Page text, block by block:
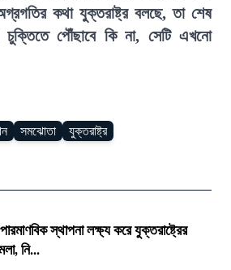
কথা যুক্তরাষ্ট্র বলছে, তা শেষ
পৌঁছাবে কি না, সেটি এখনো
সমঝোতা যুক্তরাষ্ট্র
স্থাপনা লক্ষ্য করে যুক্তরাষ্ট্রের
নি...